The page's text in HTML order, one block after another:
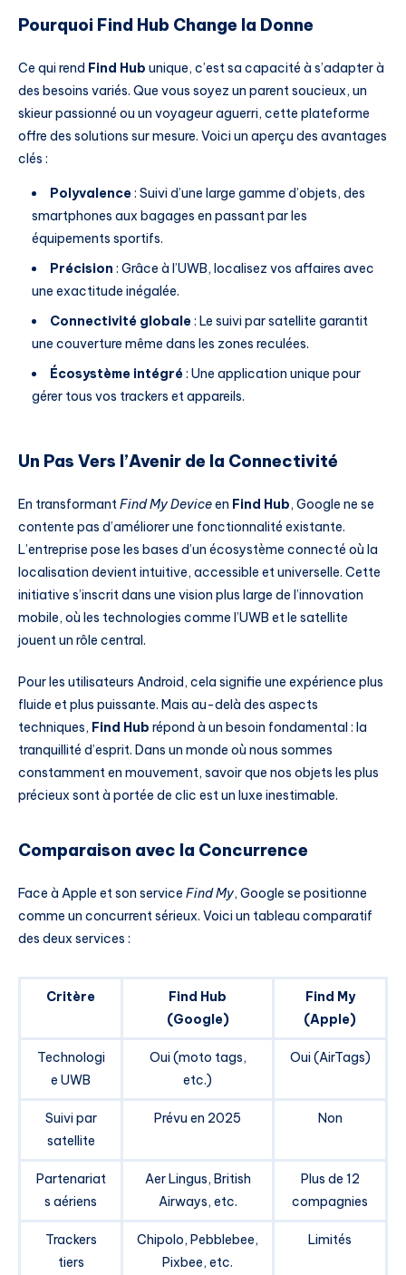
Pourquoi Find Hub Change la Donne
Ce qui rend Find Hub unique, c’est sa capacité à s’adapter à
des besoins variés. Que vous soyez un parent soucieux, un
skieur passionné ou un voyageur aguerri, cette plateforme
offre des solutions sur mesure. Voici un aperçu des avantages
clés :
Polyvalence: Suivi d’une large gamme d’objets, des
smartphones aux bagages en passant par les
équipements sportifs.
Précision : Grâce à l’UWB, localisez vos affaires avec
une exactitude inégalée.
Connectivité globale: Le suivi par satellite garantit
une couverture même dans les zones reculées.
Écosystème intégré: Une application unique pour
gérer tous vos trackers et appareils.
Un Pas Vers l’Avenir de la Connectivité
En transformantFind My Deviceen Find Hub, Google ne se
contente pas d’améliorer une fonctionnalité existante.
L’entreprise pose les bases d’un écosystème connecté où la
localisation devient intuitive, accessible et universelle. Cette
initiative s’inscrit dans une vision plus large de l’innovation
mobile, où les technologies comme l’UWB et le satellite
jouent un rôle central.
Pour les utilisateurs Android, cela signifie une expérience plus
fluide et plus puissante. Mais au-delà des aspects
techniques, Find Hub répond à un besoin fondamental : la
tranquillité d’esprit. Dans un monde où nous sommes
constamment en mouvement, savoir que nos objets les plus
précieux sont à portée de clic est un luxe inestimable.
Comparaison avec la Concurrence
Face à Apple et son service Find My, Google se positionne
comme un concurrent sérieux. Voici un tableau comparatif
des deux services :
Critère
Find Hub
(Google)
Find My
(Apple)
Technologi
e UWB
Oui (moto tags,
etc.)
Oui (AirTags)
Suivi par
satellite
Prévu en 2025 Non
Partenariat
s aériens
Aer Lingus, British
Airways, etc.
Plus de 12
compagnies
Trackers
tiers
Chipolo, Pebblebee,
Pixbee, etc.
Limités